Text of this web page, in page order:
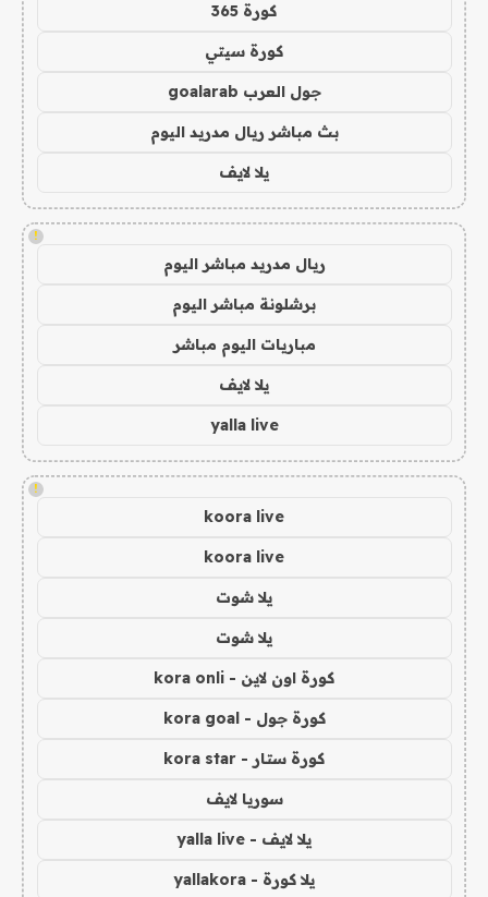
كورة 365
كورة سيتي
جول العرب goalarab
بث مباشر ريال مدريد اليوم
يلا لايف
!
ريال مدريد مباشر اليوم
برشلونة مباشر اليوم
مباريات اليوم مباشر
يلا لايف
yalla live
!
koora live
koora live
يلا شوت
يلا شوت
كورة اون لاين - kora onli
كورة جول - kora goal
كورة ستار - kora star
سوريا لايف
يلا لايف - yalla live
يلا كورة - yallakora